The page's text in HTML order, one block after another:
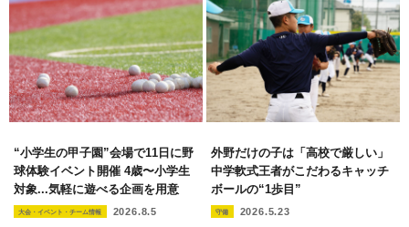
“小学生の甲子園”会場で11日に野
球体験イベント開催 4歳〜小学生
対象...気軽に遊べる企画を用意
大会・イベント・チーム情報 2026.8.5
外野だけの子は「高校で厳しい」
中学軟式王者がこだわるキャッチ
ボールの“1歩目”
守備 2026.5.23